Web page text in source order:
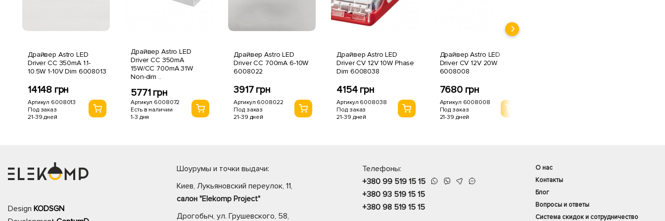
Драйвер Astro LED
Driver CC 350mA 1.1-
10.5W 1-10V Dim 6008013
14148 грн
Артикул 6008013
Под заказ
21-39 дней
Драйвер Astro LED
Driver CC 350mA
15W/CC 700mA 31W
Non-dim ..
5771 грн
Артикул 6008072
Есть в наличии
1-3 дня
Драйвер Astro LED
Driver CC 700mA 6-10W
6008022
3917 грн
Артикул 6008022
Под заказ
21-39 дней
Драйвер Astro LED
Driver CV 12V 10W Phase
Dim 6008038
4154 грн
Артикул 6008038
Под заказ
21-39 дней
Драйвер Astro LED
Driver CV 12V 20W
6008008
7680 грн
Артикул 6008008
Под заказ
21-39 дней
Design KODSGN
Шоурумы и точки выдачи:
Киев, Лукьяновский переулок, 11,
салон "Elekomp Project"
Дрогобыч, ул. Грушевского, 58,
Телефоны:
+380 99 519 15 15
+380 93 519 15 15
+380 98 519 15 15
О нас
Контакты
Блог
Вопросы и ответы
Система скидок и сотрудничество